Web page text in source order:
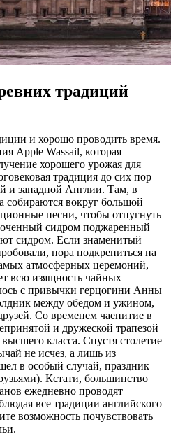
традиций
и хорошо проводить время.
Apple Wassail, которая
хорошего урожая для
традиция до сих пор
и западной Англии. Там, в
собираются вокруг большой
песни, чтобы отпугнуть
сидром поджаренный
сидром. Если знаменитый
пора подкрепиться на
атмосферных церемоний,
всю изящность чайных
с привычки герцогини Анны
между обедом и ужином,
Со временем чаепитие в
и дружеской трапезой
класса. Спустя столетие
не исчез, а лишь из
в особый случай, праздник
Кстати, большинство
ежедневно проводят
все традиции английского
возможность почувствовать